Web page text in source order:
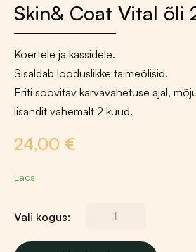
Skin& Coat Vital õli
Koertele ja kassidele.
Sisaldab looduslikke taimeõlisid.
Eriti soovitav karvavahetuse ajal,
lisandit vähemalt 2 kuud.
24,00 €
Laos
Vali kogus:
linaseemneõli,